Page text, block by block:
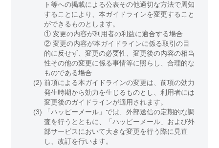
ト等への掲載による公表その他適切な方法で周知
することにより、本ガイドラインを変更すること
ができるものとします。
① 変更の内容が利用者の利益に適合する場合
② 変更の内容が本ガイドラインに係る取引の目
的に反せず、変更の必要性、変更後の内容の相当
性その他の変更に係る事情等に照らし、合理的な
ものである場合
(2)前項による本ガイドラインの変更は、前項の効力
発生時期から効力を生じるものとし、利用者には
変更後のガイドラインが適用されます。
(3)
「ハッピーメール」では、外部送信の定期的な調
査を行うとともに、「ハッピーメール」および外
部サービスにおいて大きな変更を行う際に見直
し、改訂を行います。